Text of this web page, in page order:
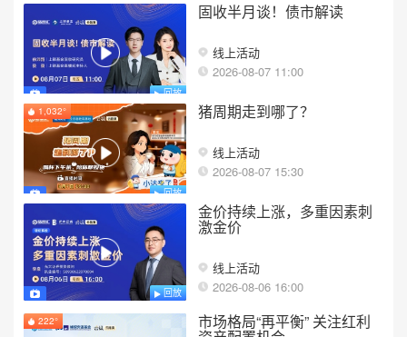
回放
固收半月谈！债市解读
线上活动
2026-08-07 11:00
1,032°
回放
猪周期走到哪了？
线上活动
2026-08-07 15:30
回放
金价持续上涨，多重因素刺
激金价
线上活动
2026-08-06 16:00
222° 市场格局“再平衡” 关注红利